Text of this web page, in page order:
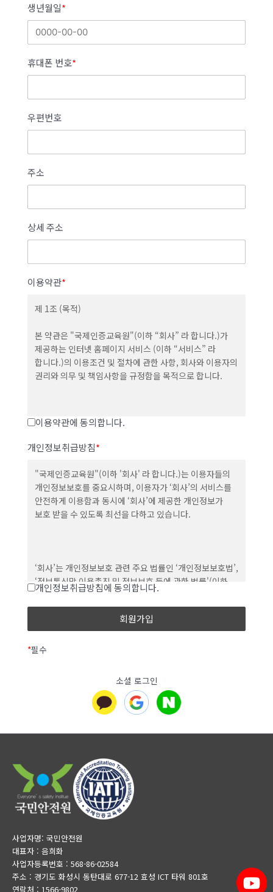
생년월일*
휴대폰 번호*
우편번호
주소
상세 주소
이용약관*
제 1조 (목적)
본 약관은 "국제인증교육원"(이하 “회사” 라 합니다.)가
제공하는 인터넷 홈페이지 서비스 (이하 “서비스” 라
합니다.)의 이용조건 및 절차에 관한 사항, 회사와 이용자의
권리와 의무 및 책임사항을 규정함을 목적으로 합니다.
제 2조 (약관의 효력과 개정)
서비스 제공 행위 및 귀하의 서비스 사용 행위에 본 약관이
우선적으로 적용됩니다.
2. 회사는 본 약관을 사전 고지 없이 변경할 수 있고, 변경된
회원등록을 취소(회원탈퇴)할 수 있으며 계속 사용의
경우는 약관 변경에 대한 동의로 간주됩니다.
제 3조 (약관 외 준칙)
윤리강령, 프로그램보호법 및 기타 관련 법령의 규정에
이 약관에서 사용하는 용어의 정의는 다음과 같습니다.
1. 회원 : 서비스에 개인정보를 제공하여 회원등록을 한
자로서, 서비스의 정보를 지속적으로 제공받으며, 이용할
수 있는 자를 말합니다.
2. 이용자 : 본 약관에 따라 회사가 제공하는 서비스를 받는
회원 및 비회원을 말합니다.
이용약관에 동의합니다.
개인정보취급방침*
"국제인증교육원"(이하 '회사' 라 합니다.)는 이용자들의
개인정보보호를 중요시하며, 이용자가 ‘회사’의 서비스를
안전하게 이용함과 동시에 ‘회사’에 제공한 개인정보가
보호 받을 수 있도록 최선을 다하고 있습니다.
‘회사’는 개인정보보호 관련 주요 법률인 ‘개인정보보호법’,
‘정보통신망 이용촉진 및 정보보호 등에 관한 법률'(이하
‘정보통신망법’이라 함) 및 기타 관련 법규를 준수하고
있습니다.
이에 대해 관련 법률에 의거하여 ‘개인정보처리방침’을
정하여 사내에 비치하고, 홈페이지 첫 화면을 포함한 모든
보호를 위하여 어떤 조치를 취하고 있는지를 공개하여
이용자가 언제나 용이하게 열람하고 확인 할 수 있도록
통해 홈페이지에 공지하여 접속한 이용자가 쉽게 확인 할
수 있도록 하고 있으며, 사내에 변경된 내용을 게시하고
비치하여 방문 고객들이 언제나 쉽게 변경 된 내용을
확인할 수 있도록 적절한 조치를 취하고 있습니다. ‘회사’의
개인정보처리방침은 다음과 같은 내용을 담고 있습니다.
본 방침은부터 2022년 10월 1일부터 시행됩니다.
개인정보취급방침에 동의합니다.
*필수
소셜 로그인
사업자명: 국민안전원
대표자 : 음희화
사업자등록번호 : 568-86-02584
주소 : 경기도 화성시 동탄대로 677-12 효성 ICT 타워 801호
연락처 : 1566-9802